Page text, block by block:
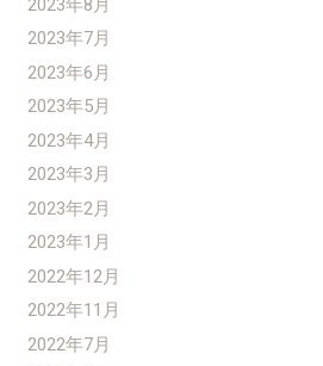
2023年7月
2023年6月
2023年5月
2023年4月
2023年3月
2023年2月
2023年1月
2022年12月
2022年11月
2022年7月